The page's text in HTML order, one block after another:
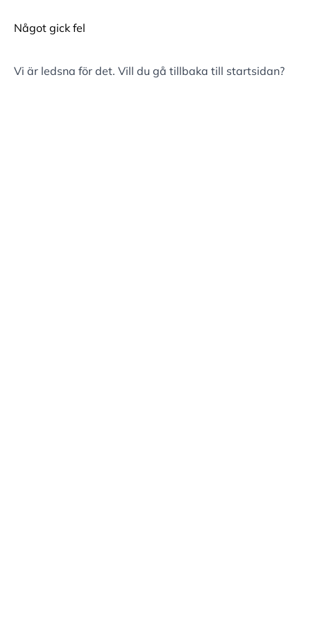
Något gick fel
Vi är ledsna för det. Vill du gå tillbaka till startsidan?